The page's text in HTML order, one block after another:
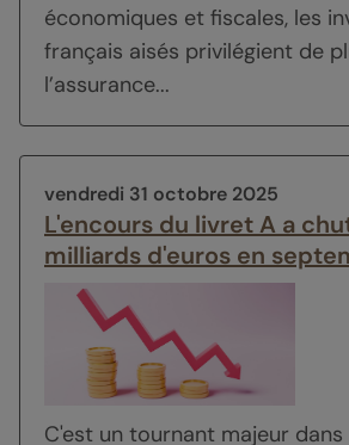
économiques et fiscales, les
français aisés privilégient de
l’assurance...
vendredi 31 octobre 2025
L'encours du livret A a
milliards d'euros en
C'est un tournant majeur dans